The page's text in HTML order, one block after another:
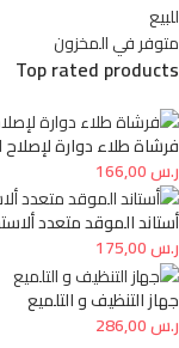
للبيع
متوفر في المخزون
Top rated products
فرشاة طلاء دوارة لإصلاح
ر.س
أستاند الموقد متعدد
ر.س
جهاز التنظيف و التلميع
ر.س